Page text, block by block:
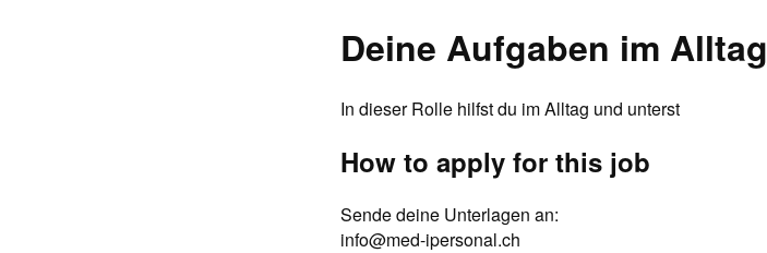
Deine Aufgaben im Alltag
In dieser Rolle hilfst du im Alltag und unterst
How to apply for this job
Sende deine Unterlagen an:
info@med-ipersonal.ch